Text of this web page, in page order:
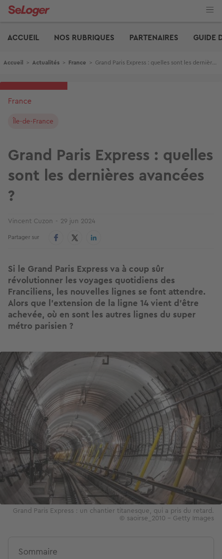
Aller
ACCUEIL
NOS RUBRIQUES PARTENAIRES GUIDE
Fil d'Ariane
Accueil > Actualités > France > Grand Paris Express : quelles sont les dernières avancées ?
France
Île-de-France
Grand Paris Express : quelles
sont les dernières avancées
?
Vincent Cuzon 29 jun 2024
Partager sur
Si le Grand Paris Express va à coup sûr
révolutionner les voyages quotidiens des
Franciliens, les nouvelles lignes se font attendre.
Alors que l’extension de la ligne 14 vient d’être
achevée, où en sont les autres lignes du super
métro parisien ?
Image
Grand Paris Express : un chantier titanesque, qui a pris du retard.
© saoirse_2010 – Getty Images
Sommaire